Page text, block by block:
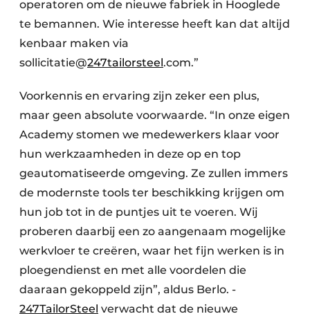
operatoren om de nieuwe fabriek in Hooglede
te bemannen. Wie interesse heeft kan dat altijd
kenbaar maken via
sollicitatie@247tailorsteel.com.”
Voorkennis en ervaring zijn zeker een plus,
maar geen absolute voorwaarde. “In onze eigen
Academy stomen we medewerkers klaar voor
hun werkzaamheden in deze op en top
geautomatiseerde omgeving. Ze zullen immers
de modernste tools ter beschikking krijgen om
hun job tot in de puntjes uit te voeren. Wij
proberen daarbij een zo aangenaam mogelijke
werkvloer te creëren, waar het fijn werken is in
ploegendienst en met alle voordelen die
daaraan gekoppeld zijn”, aldus Berlo. ­
247TailorSteel verwacht dat de nieuwe